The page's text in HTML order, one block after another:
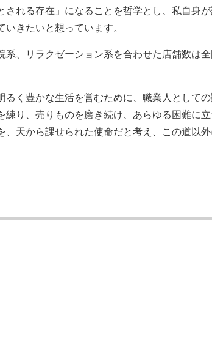
れる存在」になることを哲学とし、私自身
きたいと想っています。
、リラクゼーション系を合わせた店舗数は
く豊かな生活を営むために、職業人として
り、売りものを磨き続け、あらゆる困難に
天から課せられた使命だと考え、この道以外